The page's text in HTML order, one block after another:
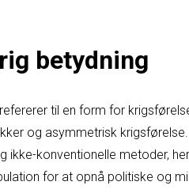
betydning
til en form for
og asymmetrisk
ikke-konventionelle metoder,
for at opnå politiske og